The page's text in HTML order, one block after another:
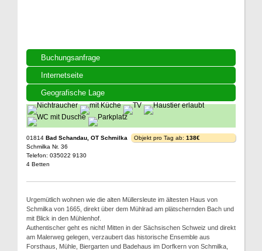
Buchungsanfrage
Internetseite
Geografische Lage
01814 Bad Schandau, OT Schmilka
Schmilka Nr. 36
Telefon: 035022 9130
4 Betten
Objekt pro Tag ab: 138€
Urgemütlich wohnen wie die alten Müllersleute im ältesten Haus von
Schmilka von 1665, direkt über dem Mühlrad am plätschernden Bach und
mit Blick in den Mühlenhof.
Authentischer geht es nicht! Mitten in der Sächsischen Schweiz und direkt
am Malerweg gelegen, verzaubert das historische Ensemble aus
Forsthaus, Mühle, Biergarten und Badehaus im Dorfkern von Schmilka,